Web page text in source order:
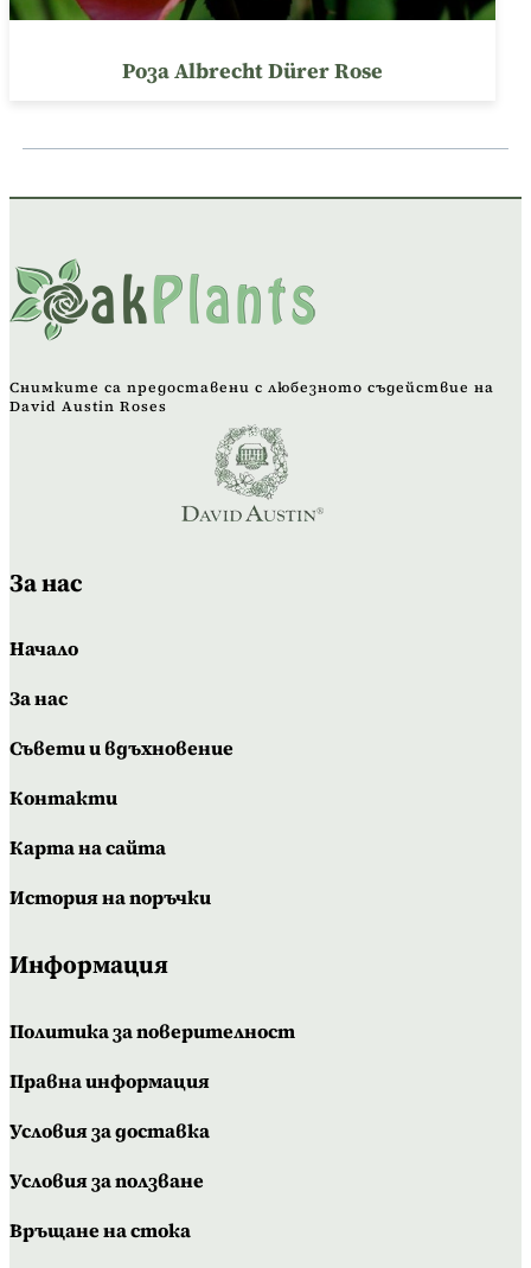
Роза Albrecht Dürer Rose
Снимките са предоставени с любезното съдействие на
David Austin Roses
За нас
Начало
За нас
Съвети и вдъхновение
Контакти
Карта на сайта
История на поръчки
Информация
Политика за поверителност
Правна информация
Условия за доставка
Условия за ползване
Връщане на стока